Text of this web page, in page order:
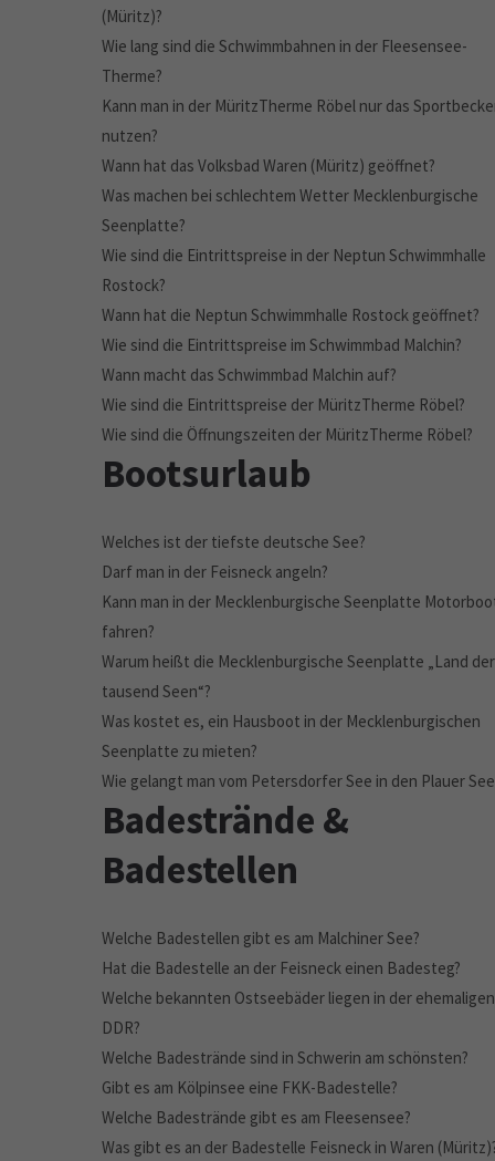
(Müritz)?
Wie lang sind die Schwimmbahnen in der Fleesensee-
Therme?
Kann man in der MüritzTherme Röbel nur das
nutzen?
Wann hat das Volksbad Waren (Müritz) geöffnet?
Was machen bei schlechtem Wetter Mecklenburgische
Seenplatte?
Wie sind die Eintrittspreise in der Neptun Schwimmhalle
Rostock?
Wann hat die Neptun Schwimmhalle Rostock geöffnet?
Wie sind die Eintrittspreise im Schwimmbad Malchin?
Wann macht das Schwimmbad Malchin auf?
Wie sind die Eintrittspreise der MüritzTherme Röbel?
Wie sind die Öffnungszeiten der MüritzTherme Röbel?
Bootsurlaub
Welches ist der tiefste deutsche See?
Darf man in der Feisneck angeln?
Kann man in der Mecklenburgische Seenplatte
fahren?
Warum heißt die Mecklenburgische Seenplatte „Land der
tausend Seen“?
Was kostet es, ein Hausboot in der Mecklenburgischen
Seenplatte zu mieten?
Wie gelangt man vom Petersdorfer See in den Plauer
Badestrände &
Badestellen
Welche Badestellen gibt es am Malchiner See?
Hat die Badestelle an der Feisneck einen Badesteg?
Welche bekannten Ostseebäder liegen in der ehemaligen
DDR?
Welche Badestrände sind in Schwerin am schönsten?
Gibt es am Kölpinsee eine FKK-Badestelle?
Welche Badestrände gibt es am Fleesensee?
Was gibt es an der Badestelle Feisneck in Waren